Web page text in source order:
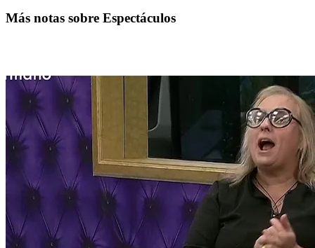
Más notas sobre Espectáculos